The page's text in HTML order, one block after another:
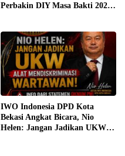
Perbakin DIY Masa Bakti 2026-
IWO Indonesia DPD Kota
Bekasi Angkat Bicara, Nio
Helen: Jangan Jadikan UKW